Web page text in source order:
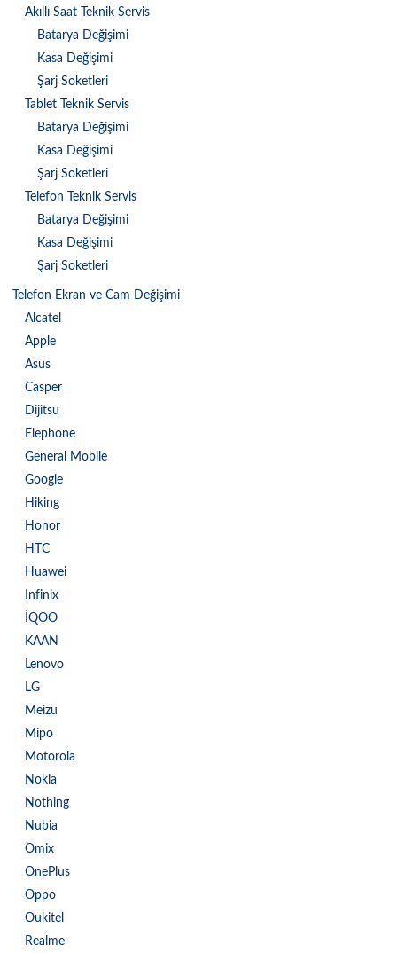
Akıllı Saat Teknik Servis
Batarya Değişimi
Kasa Değişimi
Şarj Soketleri
Tablet Teknik Servis
Batarya Değişimi
Kasa Değişimi
Şarj Soketleri
Telefon Teknik Servis
Batarya Değişimi
Kasa Değişimi
Şarj Soketleri
Telefon Ekran ve Cam Değişimi
Alcatel
Apple
Asus
Casper
Dijitsu
Elephone
General Mobile
Google
Hiking
Honor
HTC
Huawei
Infinix
İQOO
KAAN
Lenovo
LG
Meizu
Mipo
Motorola
Nokia
Nothing
Nubia
Omix
OnePlus
Oppo
Oukitel
Realme